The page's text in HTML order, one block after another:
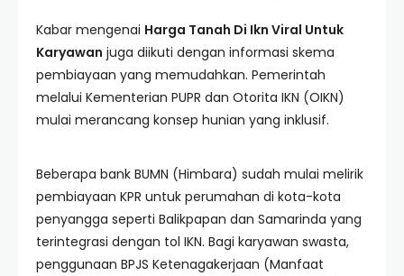
Kabar mengenai Harga Tanah Di Ikn Viral Untuk
Karyawan juga diikuti dengan informasi skema
pembiayaan yang memudahkan. Pemerintah
melalui Kementerian PUPR dan Otorita IKN (OIKN)
mulai merancang konsep hunian yang inklusif.
Beberapa bank BUMN (Himbara) sudah mulai melirik
pembiayaan KPR untuk perumahan di kota-kota
penyangga seperti Balikpapan dan Samarinda yang
terintegrasi dengan tol IKN. Bagi karyawan swasta,
penggunaan BPJS Ketenagakerjaan (Manfaat